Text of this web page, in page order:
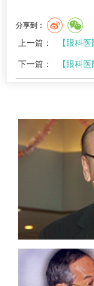
分享到：
上一篇： 【眼科医
下一篇： 【眼科